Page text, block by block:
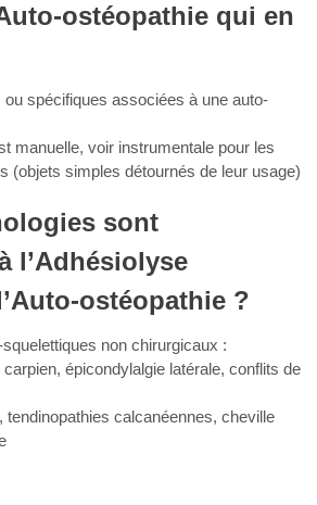
ostéopathie qui en
ou spécifiques associées à une auto-
manuelle, voir instrumentale pour les
(objets simples détournés de leur usage)
sont
l’Adhésiolyse
ostéopathie ?
non chirurgicaux :
épicondylalgie latérale, conflits de
tendinopathies calcanéennes, cheville